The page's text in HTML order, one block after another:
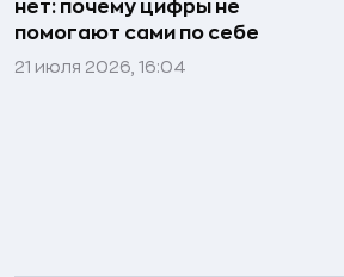
нет: почему цифры не
помогают сами по себе
21 июля 2026, 16:04